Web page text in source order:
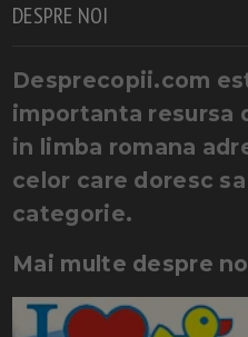
DESPRE NOI
Desprecopii.com
importanta resursa
in limba romana
celor care doresc
categorie.
Mai multe despre